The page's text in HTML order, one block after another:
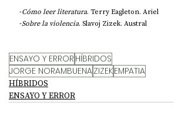
-Cómo leer literatura. Terry Eagleton. Ariel
-Sobre la violencia. Slavoj Zizek. Austral
ENSAYO Y ERROR HÍBRIDOS
JORGE NORAMBUENAZIZEKEMPATIA
HÍBRIDOS
ENSAYO Y ERROR